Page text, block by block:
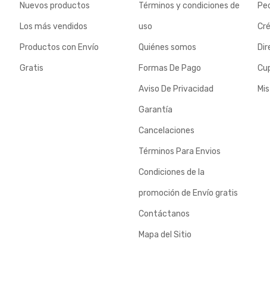
Nuevos productos
Los más vendidos
Productos con Envío
Gratis
Términos y condiciones de
uso
Quiénes somos
Formas De Pago
Aviso De Privacidad
Garantía
Cancelaciones
Términos Para Envios
Condiciones de la
promoción de Envío gratis
Contáctanos
Mapa del Sitio